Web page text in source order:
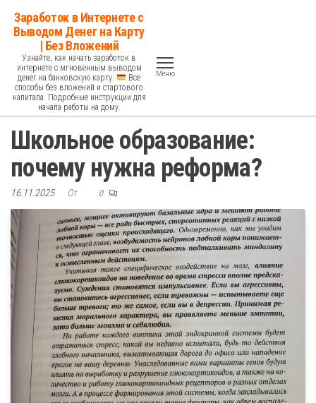
Перейти
содержимому
Заработок в Интернете с
Выводом Денег на Карту
| Без Вложений
Узнайте, как начать заработок в
интернете с мгновенным выводом
денег на банковскую карту.
Все
способы без вложений и стартового
капитала. Подробные инструкции для
начала работы на дому.
Меню
Школьное образование:
почему нужна реформа?
16.11.2025 От 0